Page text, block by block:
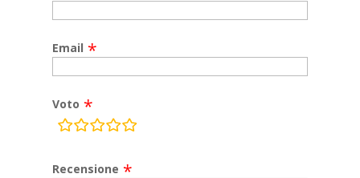
Email
Voto
rating
Recensione